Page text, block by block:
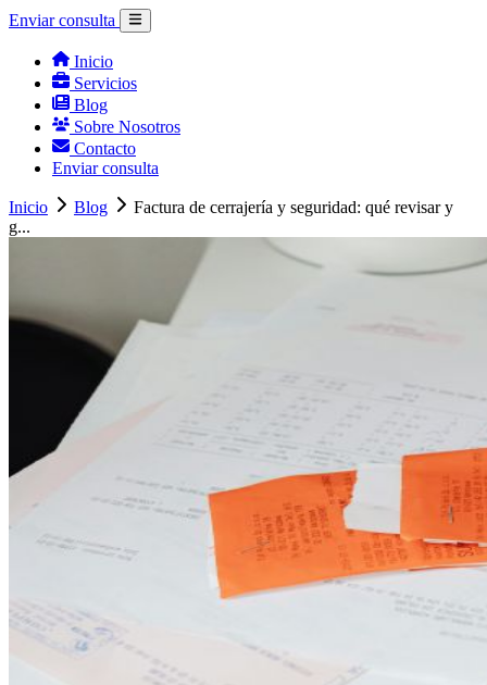
Enviar consulta
Inicio
Servicios
Blog
Sobre Nosotros
Contacto
Enviar consulta
Inicio Blog
Factura de cerrajería y seguridad: qué revisar y
g...